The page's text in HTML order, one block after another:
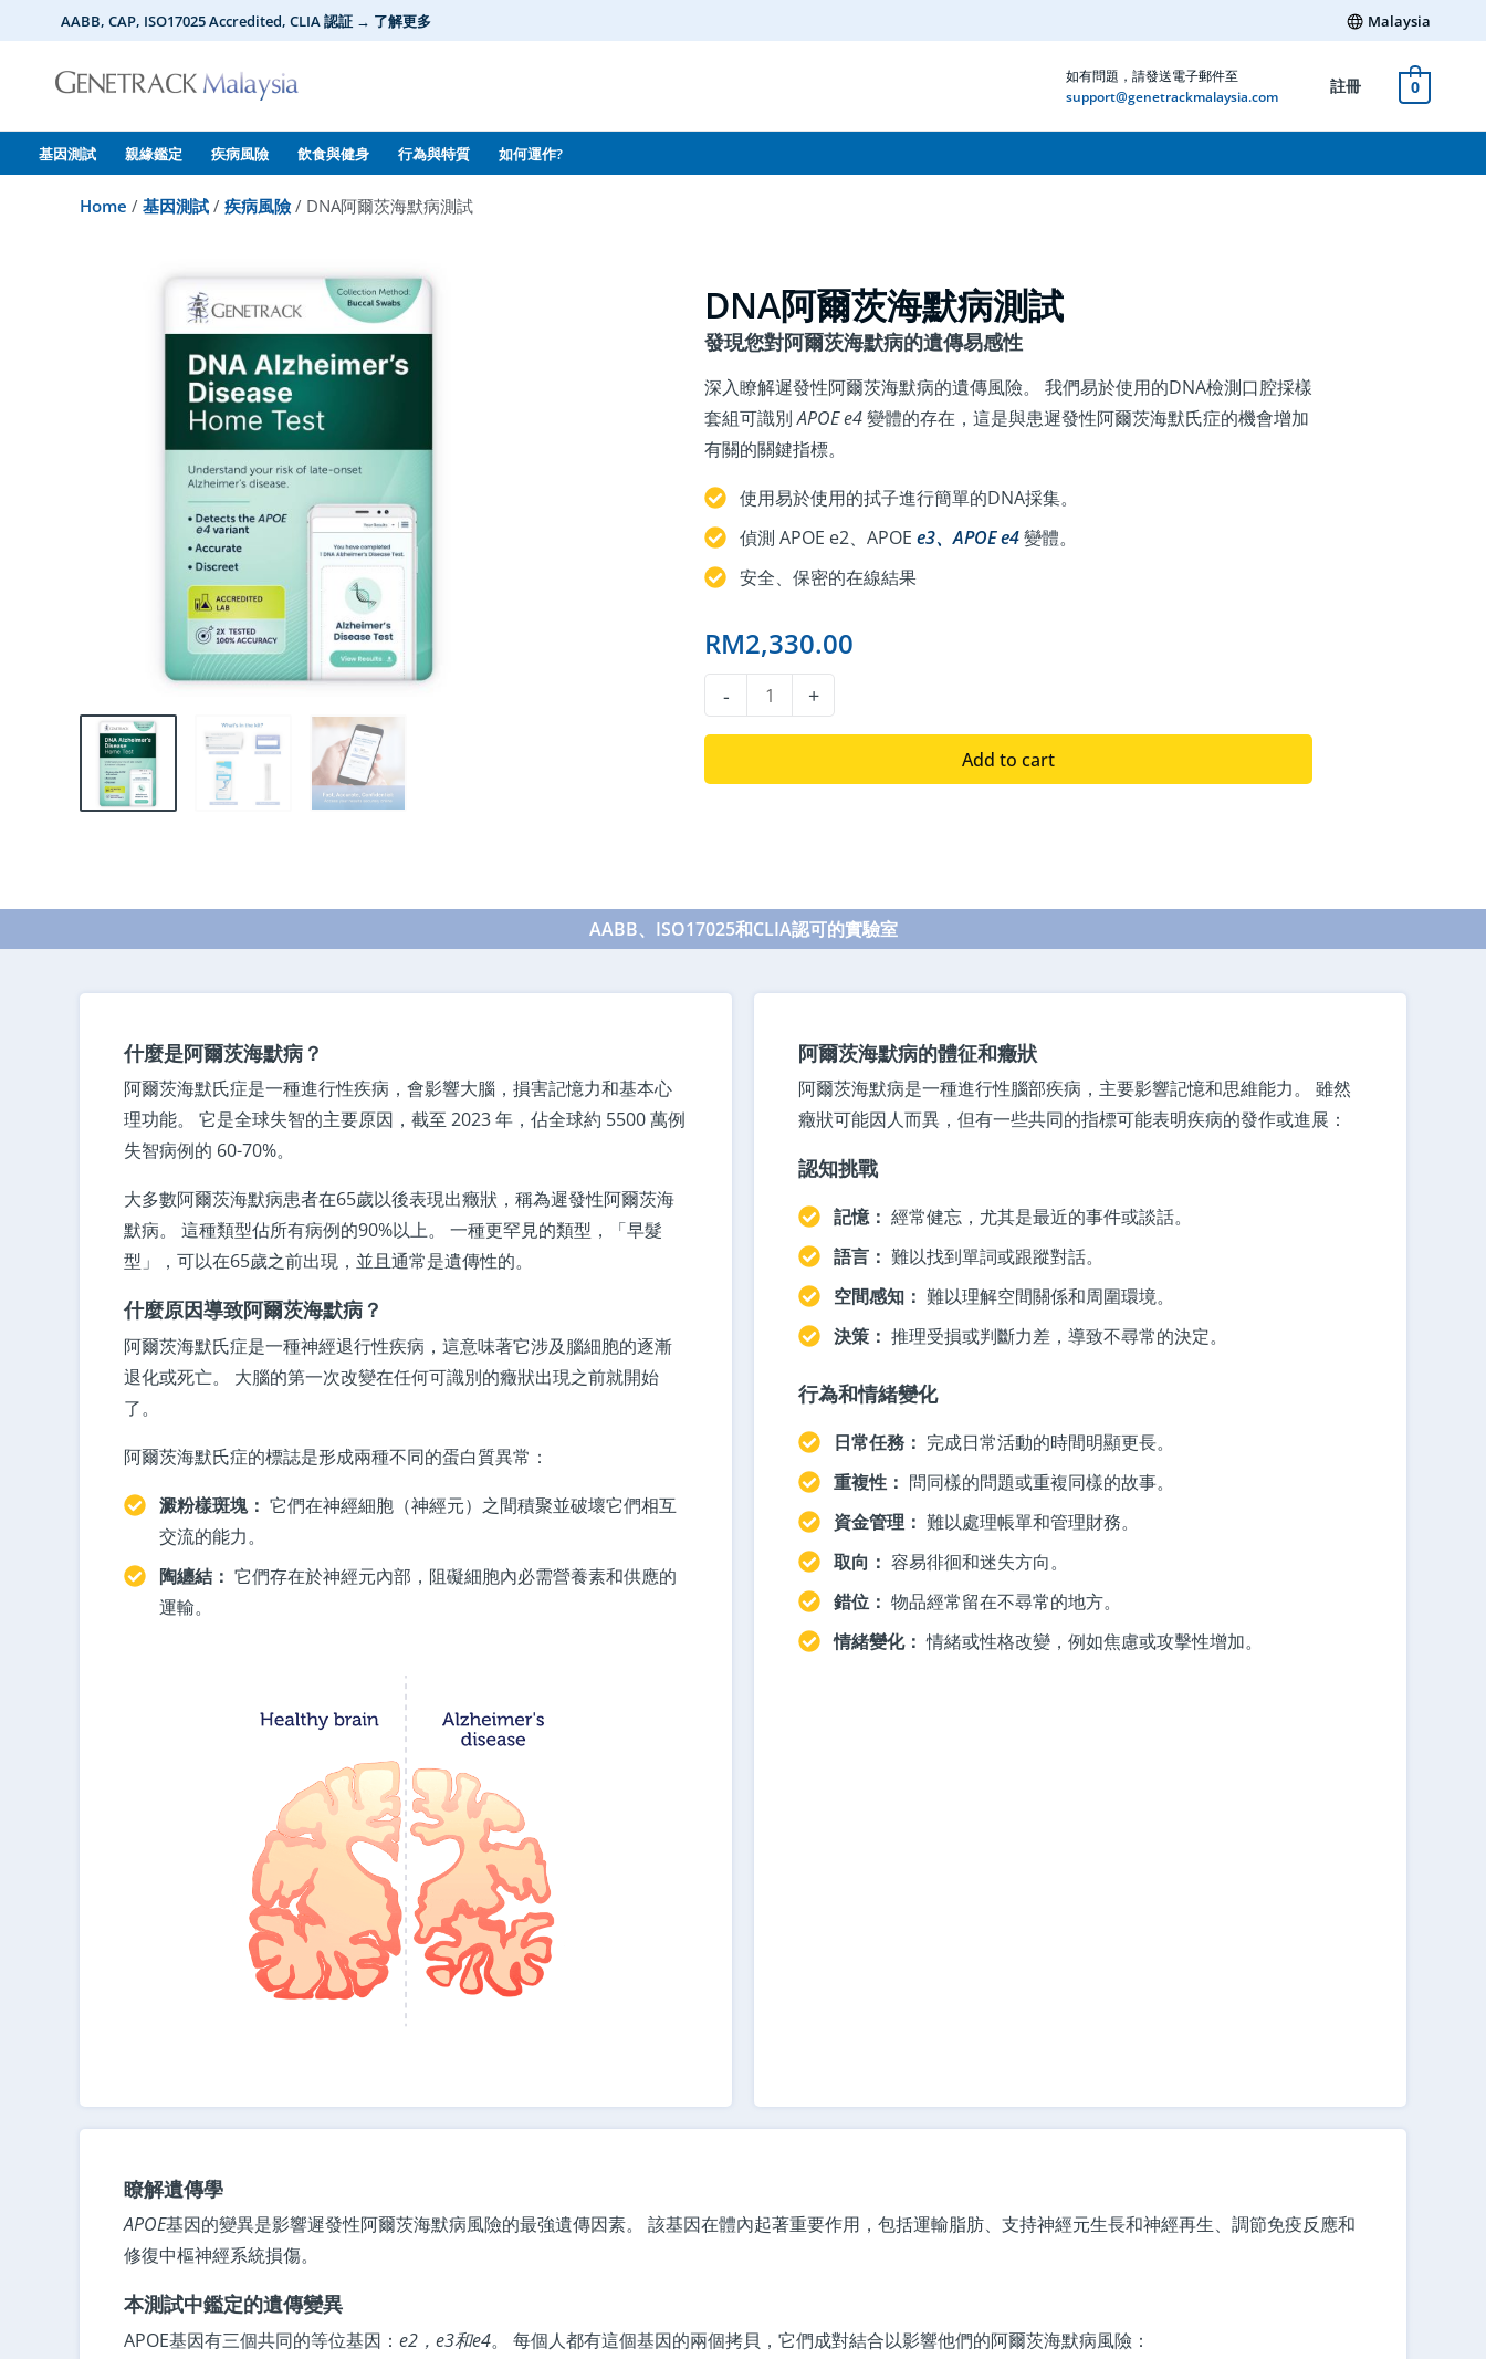
to
content
AABB, CAP, ISO17025 Accredited, CLIA 認証 → 了解更多 Malaysia
如有問題，請發送電子郵件至
support@genetrackmalaysia.com
註冊 0
基因測試 親緣鑑定 疾病風險 飲食與健身 行為與特質 如何運作?
Home / 基因測試 / 疾病風險 / DNA阿爾茨海默病測試
DNA阿爾茨海默病測試
發現您對阿爾茨海默病的遺傳易感性
深入瞭解遲發性阿爾茨海默病的遺傳風險。 我們易於使用的DNA檢測口腔採樣
套組可識別APOE e4變體的存在，這是與患遲發性阿爾茨海默氏症的機會增加
有關的關鍵指標。
使用易於使用的拭子進行簡單的DNA採集。
偵測 APOE e2、APOE e3、APOE e4變體。
安全、保密的在線結果
RM2,330.00
-
阿
茨
測
試
+
Add to cart
AABB、ISO17025和CLIA認可的實驗室
什麼是阿爾茨海默病？
阿爾茨海默氏症是一種進行性疾病，會影響大腦，損害記憶力和基本心
理功能。 它是全球失智的主要原因，截至 2023 年，佔全球約 5500 萬例
失智病例的 60-70%。
大多數阿爾茨海默病患者在65歲以後表現出癥狀，稱為遲發性阿爾茨海
默病。 這種類型佔所有病例的90%以上。 一種更罕見的類型，「早髮
型」，可以在65歲之前出現，並且通常是遺傳性的。
什麼原因導致阿爾茨海默病？
阿爾茨海默氏症是一種神經退行性疾病，這意味著它涉及腦細胞的逐漸
退化或死亡。 大腦的第一次改變在任何可識別的癥狀出現之前就開始
了。
阿爾茨海默氏症的標誌是形成兩種不同的蛋白質異常：
澱粉樣斑塊： 它們在神經細胞（神經元）之間積聚並破壞它們相互
交流的能力。
陶纏結： 它們存在於神經元內部，阻礙細胞內必需營養素和供應的
運輸。
瞭解遺傳學
APOE基因的變異是影響遲發性阿爾茨海默病風險的最強遺傳因素。 該基因在體內起著重要作用，包括運輸脂肪、支持神經元生長和神經再生、調節免疫反應和
修復中樞神經系統損傷。
本測試中鑑定的遺傳變異
APOE基因有三個共同的等位基因： e2，e3和e4。 每個人都有這個基因的兩個拷貝，它們成對結合以影響他們的阿爾茨海默病風險：
阿爾茨海默病的體征和癥狀
阿爾茨海默病是一種進行性腦部疾病，主要影響記憶和思維能力。 雖然
癥狀可能因人而異，但有一些共同的指標可能表明疾病的發作或進展：
認知挑戰
記憶： 經常健忘，尤其是最近的事件或談話。
語言： 難以找到單詞或跟蹤對話。
空間感知： 難以理解空間關係和周圍環境。
決策： 推理受損或判斷力差，導致不尋常的決定。
行為和情緒變化
日常任務： 完成日常活動的時間明顯更長。
重複性： 問同樣的問題或重複同樣的故事。
資金管理： 難以處理帳單和管理財務。
取向： 容易徘徊和迷失方向。
錯位： 物品經常留在不尋常的地方。
情緒變化： 情緒或性格改變，例如焦慮或攻擊性增加。